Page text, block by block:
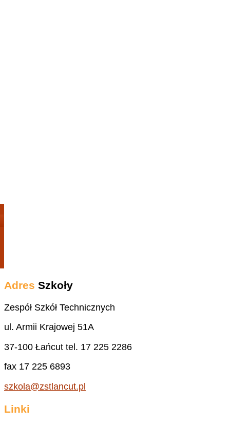
Adres Szkoły
Zespół Szkół Technicznych
ul. Armii Krajowej 51A
37-100 Łańcut tel. 17 225 2286
fax 17 225 6893
szkola@zstlancut.pl
Linki